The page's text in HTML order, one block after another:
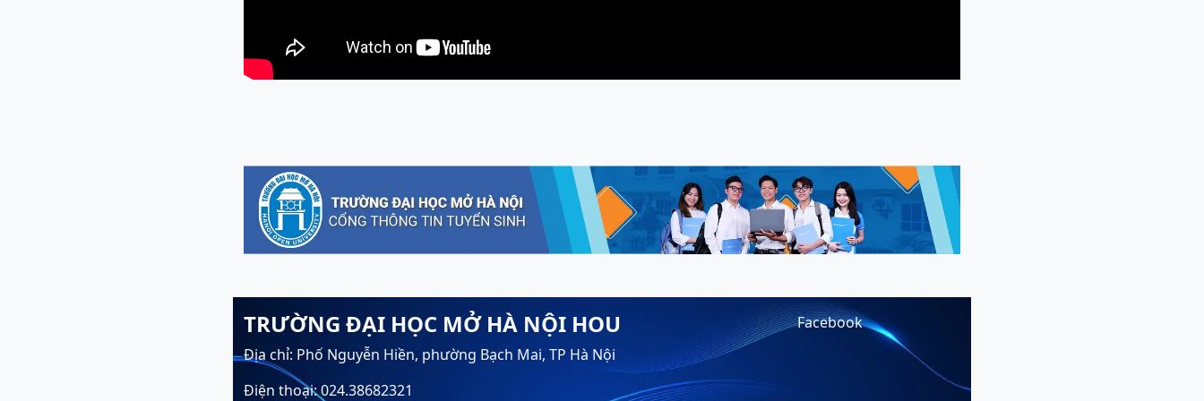
TRƯỜNG ĐẠI HỌC MỞ HÀ NỘI HOU
Địa chỉ: Phố Nguyễn Hiền, phường Bạch Mai, TP Hà Nội
Điện thoại: 024.38682321
Facebook